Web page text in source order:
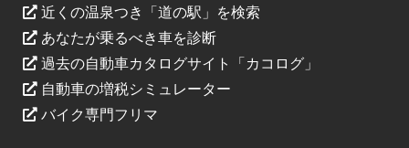
近くの温泉つき「道の駅」を検索
あなたが乗るべき車を診断
過去の自動車カタログサイト「カコログ」
自動車の増税シミュレーター
バイク専門フリマ